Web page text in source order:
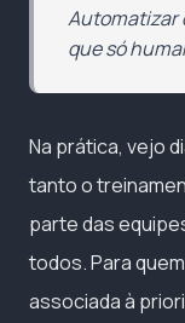
Automatizar
que só
Na prática, vejo
tanto o
parte das
todos. Para
associada à